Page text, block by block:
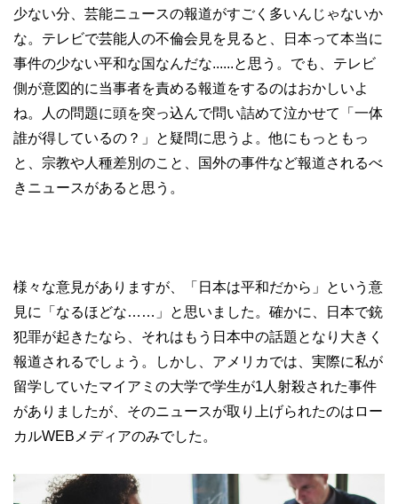
少ない分、芸能ニュースの報道がすごく多いんじゃないか
な。テレビで芸能人の不倫会見を見ると、日本って本当に
事件の少ない平和な国なんだな......と思う。でも、テレビ
側が意図的に当事者を責める報道をするのはおかしいよ
ね。人の問題に頭を突っ込んで問い詰めて泣かせて「一体
誰が得しているの？」と疑問に思うよ。他にもっともっ
と、宗教や人種差別のこと、国外の事件など報道されるべ
きニュースがあると思う。
様々な意見がありますが、「日本は平和だから」という意
見に「なるほどな……」と思いました。確かに、日本で銃
犯罪が起きたなら、それはもう日本中の話題となり大きく
報道されるでしょう。しかし、アメリカでは、実際に私が
留学していたマイアミの大学で学生が1人射殺された事件
がありましたが、そのニュースが取り上げられたのはロー
カルWEBメディアのみでした。